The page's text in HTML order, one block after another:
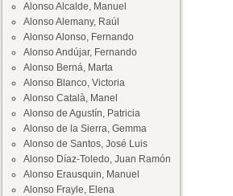
Alonso Alcalde, Manuel
Alonso Alemany, Raúl
Alonso Alonso, Fernando
Alonso Andújar, Fernando
Alonso Berná, Marta
Alonso Blanco, Victoria
Alonso Català, Manel
Alonso de Agustín, Patricia
Alonso de la Sierra, Gemma
Alonso de Santos, José Luis
Alonso Díaz-Toledo, Juan Ramón
Alonso Erausquin, Manuel
Alonso Frayle, Elena